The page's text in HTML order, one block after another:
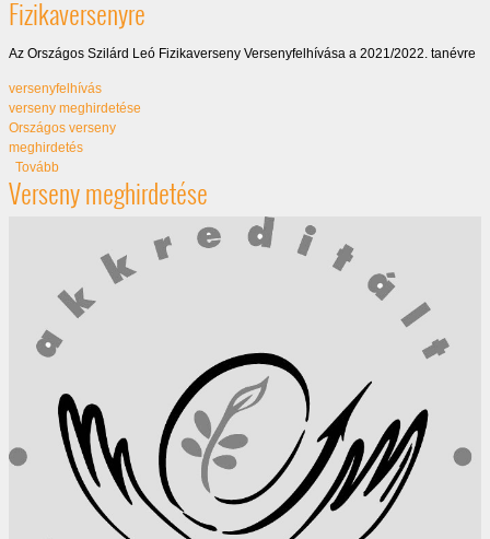
Fizikaversenyre
Az Országos Szilárd Leó Fizikaverseny Versenyfelhívása a 2021/2022. tanévre
versenyfelhívás
verseny meghirdetése
Országos verseny
meghirdetés
Tovább(Versenyfelhívás a XXV. Országos Szilárd Leó Fizikaversenyre)
Verseny meghirdetése